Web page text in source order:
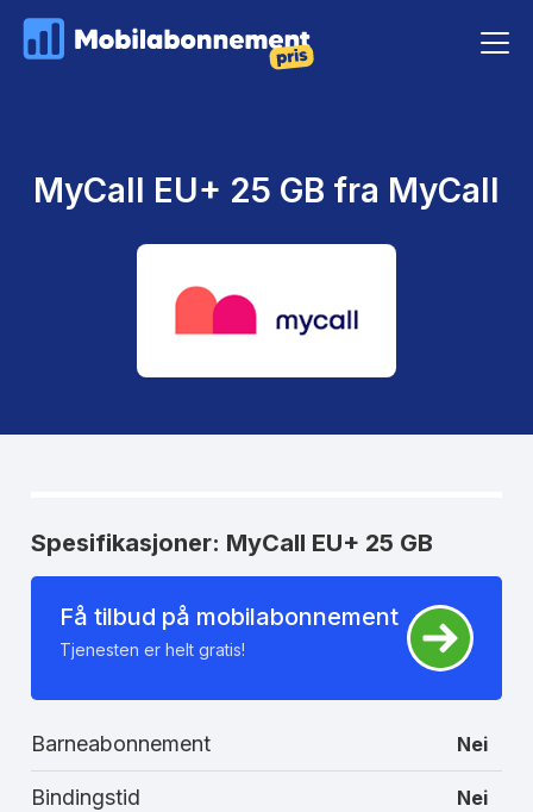
MyCall EU+ 25 GB fra MyCall
Spesifikasjoner: MyCall EU+ 25 GB
Få tilbud på mobilabonnement
Tjenesten er helt gratis!
Barneabonnement Nei
Bindingstid Nei